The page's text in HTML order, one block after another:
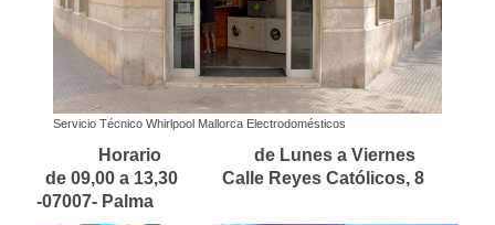
Servicio Técnico Whirlpool Mallorca Electrodomésticos
Horario de Lunes a Viernes
de 09,00 a 13,30 Calle Reyes Católicos, 8
-07007- Palma